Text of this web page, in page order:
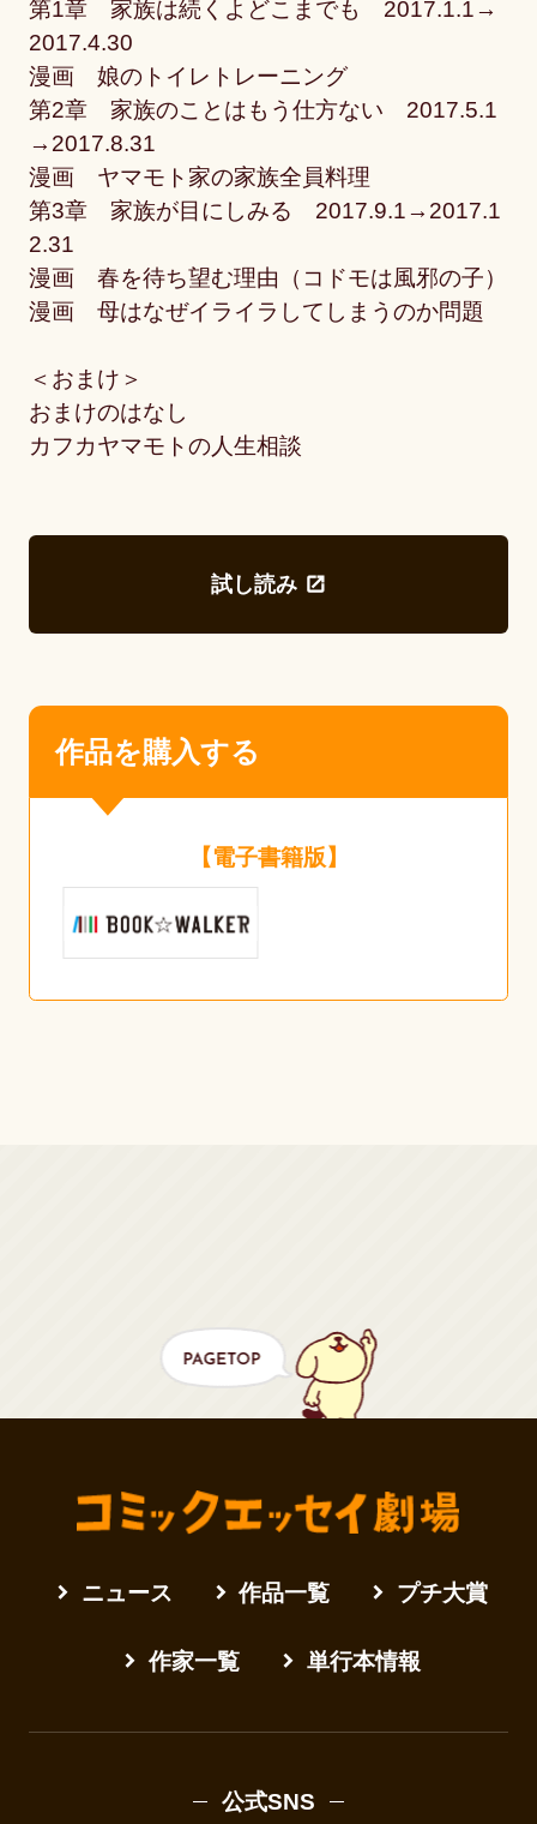
第1章 家族は続くよどこまでも 2017.1.1→
2017.4.30
漫画 娘のトイレトレーニング
第2章 家族のことはもう仕方ない 2017.5.1
→2017.8.31
漫画 ヤマモト家の家族全員料理
第3章 家族が目にしみる 2017.9.1→2017.1
2.31
漫画 春を待ち望む理由（コドモは風邪の子）
漫画 母はなぜイライラしてしまうのか問題
＜おまけ＞
おまけのはなし
カフカヤマモトの人生相談
試し読み
作品を購入する
【電子書籍版】
ニュース 作品一覧 プチ大賞
作家一覧 単行本情報
公式SNS